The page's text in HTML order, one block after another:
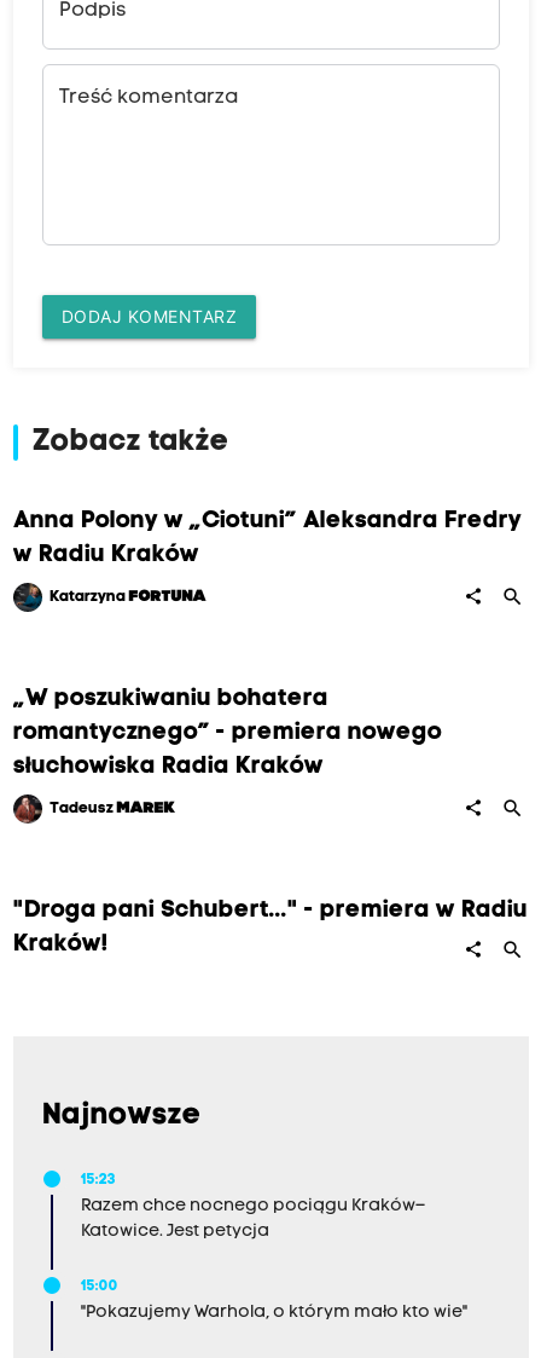
Podpis
Treść komentarza
DODAJ KOMENTARZ
Zobacz także
Anna Polony w „Ciotuni” Aleksandra Fredry
w Radiu Kraków
Katarzyna FORTUNA share search
„W poszukiwaniu bohatera
romantycznego” - premiera nowego
słuchowiska Radia Kraków
Tadeusz MAREK share search
"Droga pani Schubert..." - premiera w Radiu
Kraków!
share search
Najnowsze
15:23
Razem chce nocnego pociągu Kraków–
Katowice. Jest petycja
15:00
"Pokazujemy Warhola, o którym mało kto wie"